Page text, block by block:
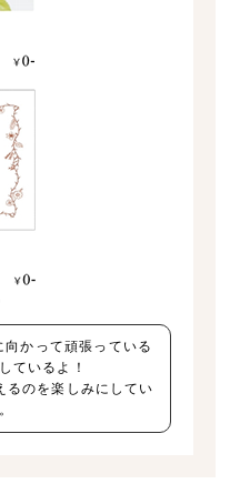
かって頑張っている
ているよ！
のを楽しみにしてい